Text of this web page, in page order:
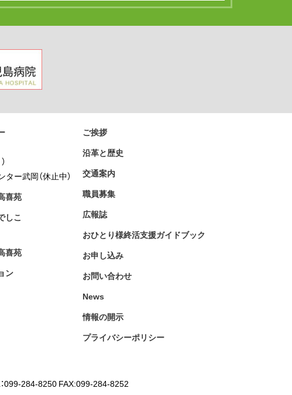
ター武岡（休止中）
喜苑
しこ
喜苑
ン
ご挨拶
沿革と歴史
交通案内
職員募集
広報誌
おひとり様終活支援ガイドブック
お申し込み
お問い合わせ
News
情報の開示
プライバシーポリシー
099-284-8250 FAX:099-284-8252